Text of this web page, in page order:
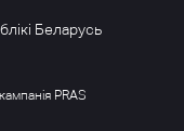
Беларусь
PRAS